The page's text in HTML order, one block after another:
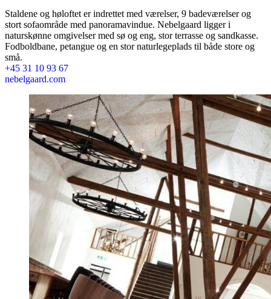
Staldene og høloftet er indrettet med værelser, 9 badeværelser og
stort sofaområde med panoramavindue. Nebelgaard ligger i
naturskønne omgivelser med sø og eng, stor terrasse og sandkasse.
Fodboldbane, petangue og en stor naturlegeplads til både store og
små.
+45 31 10 93 67
nebelgaard.com